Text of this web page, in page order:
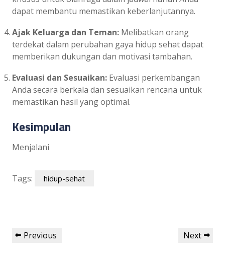
dapat membantu memastikan keberlanjutannya.
Ajak Keluarga dan Teman: Melibatkan orang
terdekat dalam perubahan gaya hidup sehat dapat
memberikan dukungan dan motivasi tambahan.
Evaluasi dan Sesuaikan: Evaluasi perkembangan
Anda secara berkala dan sesuaikan rencana untuk
memastikan hasil yang optimal.
Kesimpulan
Menjalani
Tags: hidup-sehat
Post
navigation
Previous
Previous
Next
Next